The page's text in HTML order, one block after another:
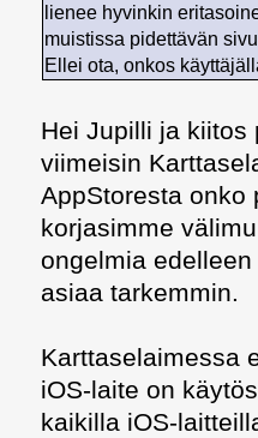
lienee hyvinkin
muistissa pidettävän
Ellei ota, onkos
Hei Jupilli ja kiitos
viimeisin
AppStoresta onko
korjasimme
ongelmia
asiaa tarkemmin.
Karttaselaimessa
iOS-laite on
kaikilla iOS-